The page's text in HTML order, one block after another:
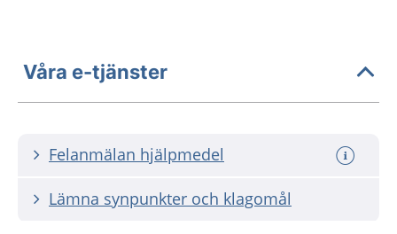
Våra e-tjänster
Felanmälan hjälpmedel
Lämna synpunkter och klagomål